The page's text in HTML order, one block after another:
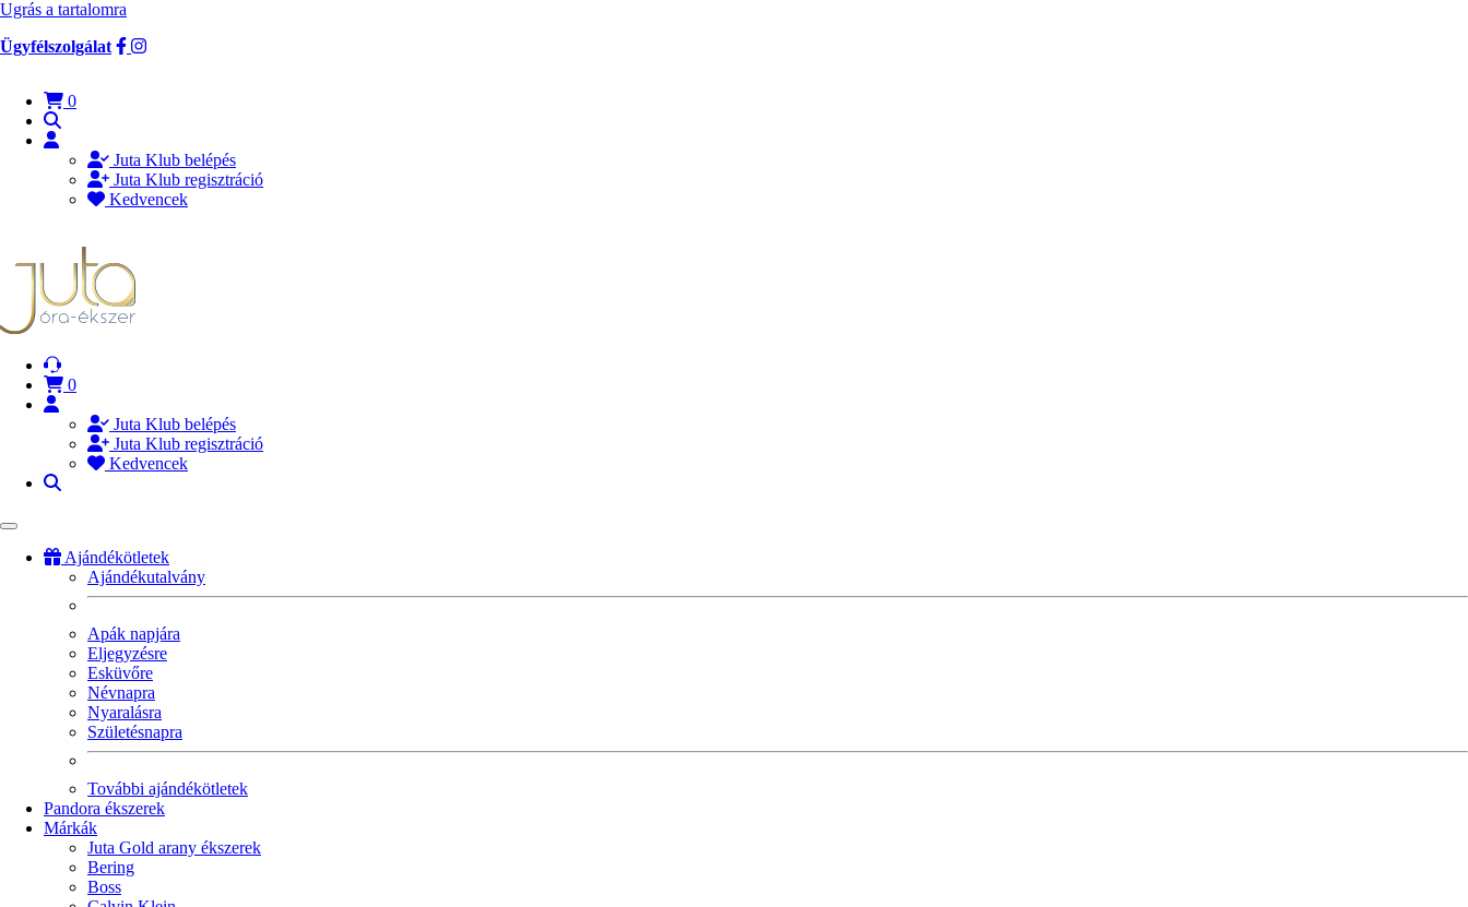
Ugrás a tartalomra
Ügyfélszolgálat
0
Juta Klub belépés
Juta Klub regisztráció
Kedvencek
0
Juta Klub belépés
Juta Klub regisztráció
Kedvencek
Ajándékötletek
Ajándékutalvány
Apák napjára
Eljegyzésre
Esküvőre
Névnapra
Nyaralásra
Születésnapra
További ajándékötletek
Pandora ékszerek
Márkák
Juta Gold arany ékszerek
Bering
Boss